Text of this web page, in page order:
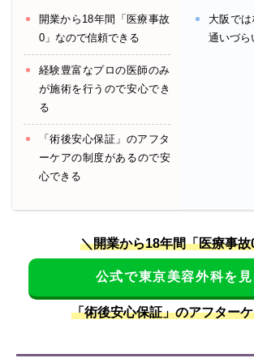
開業から18年間「医療事故
0」なので信頼できる
経験豊富なプロの医師のみ
が施術を行うので安心でき
る
「術後安心保証」のアフタ
ーケアの制度があるので安
心できる
大阪で
通いづら
＼開業から18年間「医療事故
公式で東京美容外科を見
「術後安心保証」のアフター